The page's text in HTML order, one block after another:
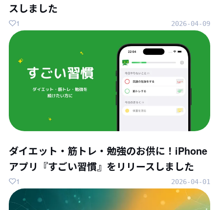
スしました
2026-04-09
1
ダイエット・筋トレ・勉強のお供に！iPhone
アプリ『すごい習慣』をリリースしました
2026-04-01
1